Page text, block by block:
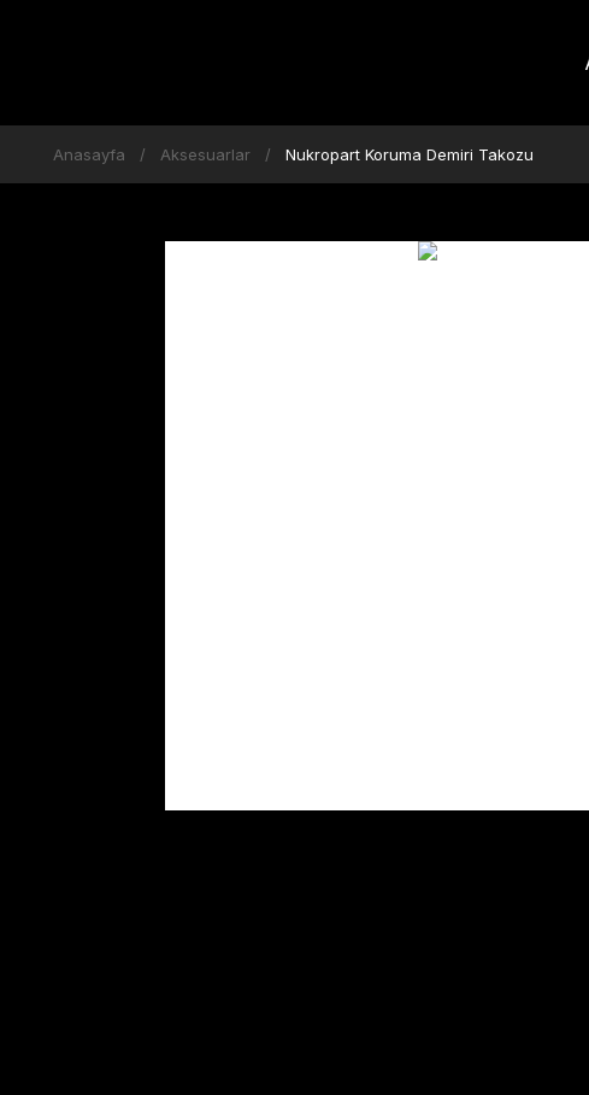
Anasayfa Aksesuarlar Nukropart Koruma Demiri Takozu